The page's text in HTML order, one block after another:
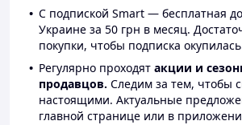
С подпиской Smart — бесплатная
Украине за 50 грн в месяц.
покупки, чтобы подписка
Регулярно проходят акции и
продавцов. Следим за тем, чтобы
настоящими. Актуальные
главной странице или в